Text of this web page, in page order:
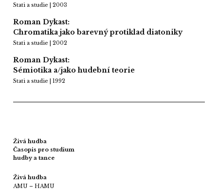
Stati a studie | 2003
Roman Dykast:
Chromatika jako barevný protiklad diatoniky
Stati a studie | 2002
Roman Dykast:
Sémiotika a/jako hudební teorie
Stati a studie | 1992
Živá hudba
Časopis pro studium
hudby a tance
Živá hudba
AMU – HAMU